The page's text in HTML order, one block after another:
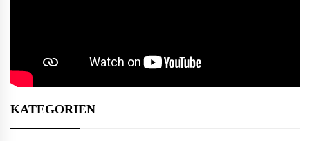
KATEGORIEN